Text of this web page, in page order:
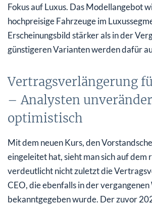
Fokus auf Luxus. Das Modellangebot
hochpreisige Fahrzeuge im
Erscheinungsbild stärker als in der
günstigeren Varianten werden dafür
Vertragsverlängerung
– Analysten
optimistisch
Mit dem neuen Kurs, den
eingeleitet hat, sieht man sich auf dem
verdeutlicht nicht zuletzt die
CEO, die ebenfalls in der vergangenen
bekanntgegeben wurde. Der zuvor